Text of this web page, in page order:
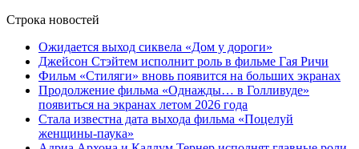
Строка новостей
Ожидается выход сиквела «Дом у дороги»
Джейсон Стэйтем исполнит роль в фильме Гая Ричи
Фильм «Стиляги» вновь появится на больших экранах
Продолжение фильма «Однажды… в Голливуде»
появиться на экранах летом 2026 года
Стала известна дата выхода фильма «Поцелуй
женщины-паука»